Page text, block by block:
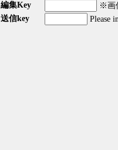
編集Key
※画
送信key
Please